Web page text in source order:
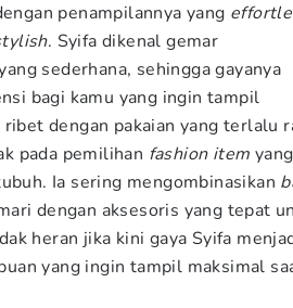
penampilannya yang
. Syifa dikenal gemar
sederhana, sehingga gayanya
bagi kamu yang ingin tampil
dengan pakaian yang terlalu
pada pemilihan fashion item yang
Ia sering mengombinasikan
dengan aksesoris yang tepat
heran jika kini gaya Syifa
yang ingin tampil maksimal